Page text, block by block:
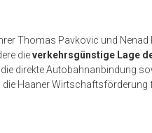
Thomas Pavkovic und Nenad
dieverkehrsgünstige Lage
die direkte Autobahnanbindung
Haaner Wirtschaftsförderung